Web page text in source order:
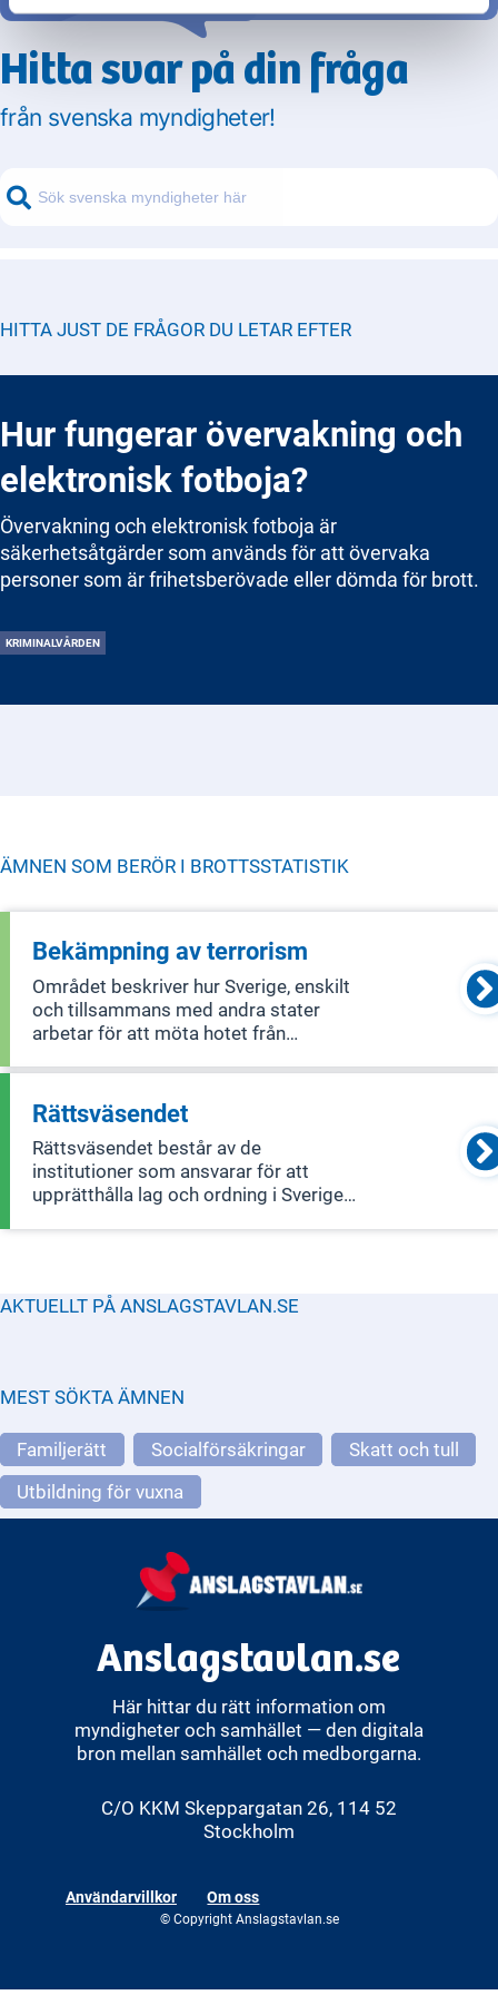
Hitta svar på din fråga
från svenska myndigheter!
HITTA JUST DE FRÅGOR DU LETAR EFTER
Hur fungerar övervakning och
elektronisk fotboja?
Övervakning och elektronisk fotboja är
säkerhetsåtgärder som används för att övervaka
personer som är frihetsberövade eller dömda för brott.
KRIMINALVÅRDEN
ÄMNEN SOM BERÖR I BROTTSSTATISTIK
Bekämpning av terrorism
Området beskriver hur Sverige, enskilt
och tillsammans med andra stater
arbetar för att möta hotet från
frågor om lagstiftning mot
penningtvätt och finansiering av
terrorism.
Rättsväsendet
Rättsväsendet består av de
institutioner som ansvarar för att
upprätthålla lag och ordning i Sverige,
br
AKTUELLT PÅ ANSLAGSTAVLAN.SE
MEST SÖKTA ÄMNEN
Familjerätt Socialförsäkringar
Skatt och tull
Utbildning för vuxna
Anslagstavlan.se
Här hittar du rätt information om
myndigheter och samhället — den digitala
bron mellan samhället och medborgarna.
C/O KKM Skeppargatan 26, 114 52
Stockholm
Användarvillkor Om oss
© Copyright Anslagstavlan.se